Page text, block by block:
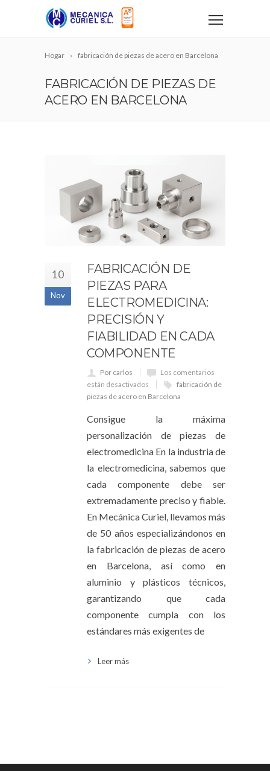
Hogar fabricación de piezas de acero en Barcelona
FABRICACIÓN DE PIEZAS DE
ACERO EN BARCELONA
10
Nov
FABRICACIÓN DE
PIEZAS PARA
ELECTROMEDICINA:
PRECISIÓN Y
FIABILIDAD EN CADA
COMPONENTE
Por carlos
Los comentarios
están desactivados
fabricación de
piezas de acero en Barcelona
Consigue la máxima
personalización de piezas de
electromedicina En la industria de
la electromedicina, sabemos que
cada componente debe ser
extremadamente preciso y fiable.
En Mecánica Curiel, llevamos más
de 50 años especializándonos en
la fabricación de piezas de acero
en Barcelona, así como en
aluminio y plásticos técnicos,
garantizando que cada
componente cumpla con los
estándares más exigentes de
Leer más